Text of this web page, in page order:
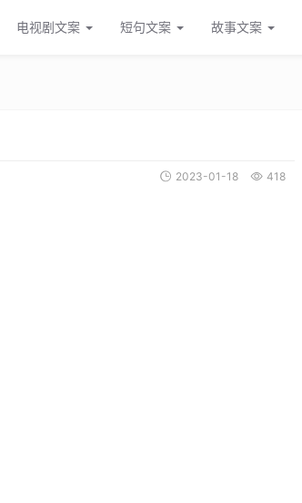
电视剧文案 短句文案 故事文案
2023-01-18 418